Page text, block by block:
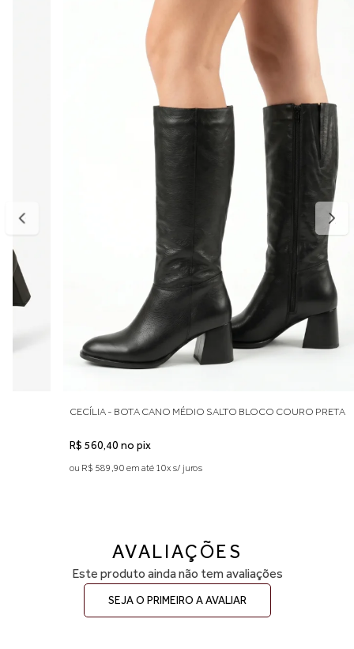
CECÍLIA - BOTA CANO MÉDIO SALTO BLOCO COURO PRETA
R$ 560,40 no pix
ou R$ 589,90 em até 10x s/ juros
AVALIAÇÕES
Este produto ainda não tem avaliações
SEJA O PRIMEIRO A AVALIAR